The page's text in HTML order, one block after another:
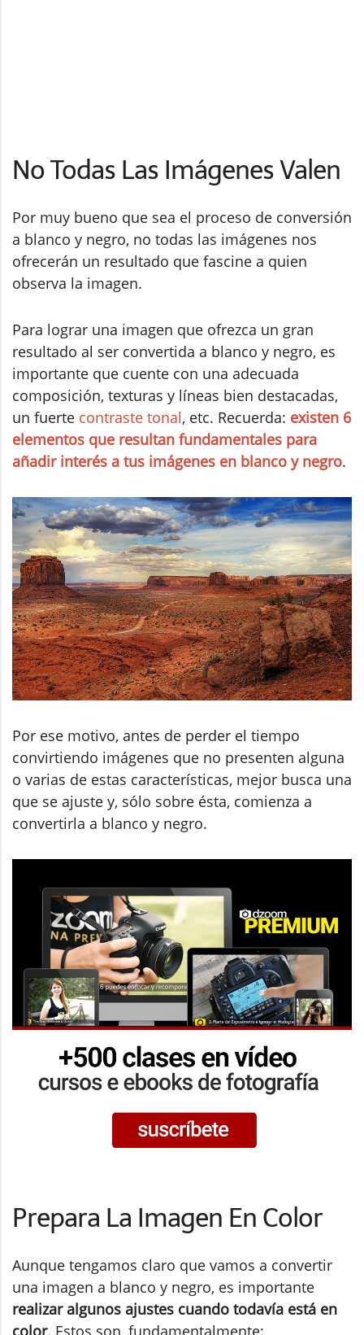
No Todas Las Imágenes Valen
Por muy bueno que sea el proceso de conversión
a blanco y negro, no todas las imágenes nos
ofrecerán un resultado que fascine a quien
observa la imagen.
Para lograr una imagen que ofrezca un gran
resultado al ser convertida a blanco y negro, es
importante que cuente con una adecuada
composición, texturas y líneas bien destacadas,
un fuerte contraste tonal, etc. Recuerda: existen 6
elementos que resultan fundamentales para
añadir interés a tus imágenes en blanco y negro.
Por ese motivo, antes de perder el tiempo
convirtiendo imágenes que no presenten alguna
o varias de estas características, mejor busca una
que se ajuste y, sólo sobre ésta, comienza a
convertirla a blanco y negro.
Prepara La Imagen En Color
Aunque tengamos claro que vamos a convertir
una imagen a blanco y negro, es importante
realizar algunos ajustes cuando todavía está en
color. Estos son, fundamentalmente: